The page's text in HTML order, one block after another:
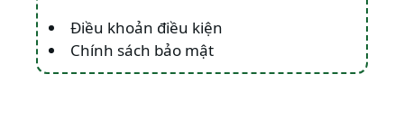
Điều khoản điều kiện
Chính sách bảo mật